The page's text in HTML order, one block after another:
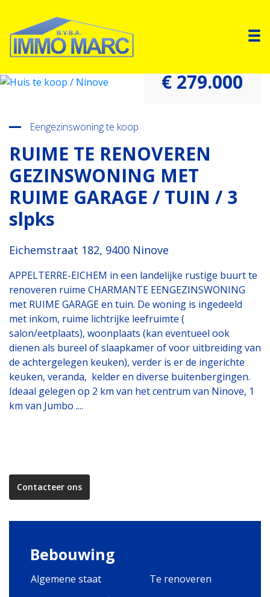
€ 279.000
Terug naar overzicht
Eengezinswoning te koop
RUIME TE RENOVEREN
GEZINSWONING MET
RUIME GARAGE / TUIN / 3
slpks
Eichemstraat 182, 9400 Ninove
APPELTERRE-EICHEM in een landelijke rustige buurt te
renoveren ruime CHARMANTE EENGEZINSWONING
met RUIME GARAGE en tuin. De woning is ingedeeld
met inkom, ruime lichtrijke leefruimte (
salon/eetplaats), woonplaats (kan eventueel ook
dienen als bureel of slaapkamer of voor uitbreiding van
de achtergelegen keuken), verder is er de ingerichte
keuken, veranda, kelder en diverse buitenbergingen.
Ideaal gelegen op 2 km van het centrum van Ninove, 1
km van Jumbo ....
Contacteer ons
Bebouwing
Algemene staat
Te renoveren